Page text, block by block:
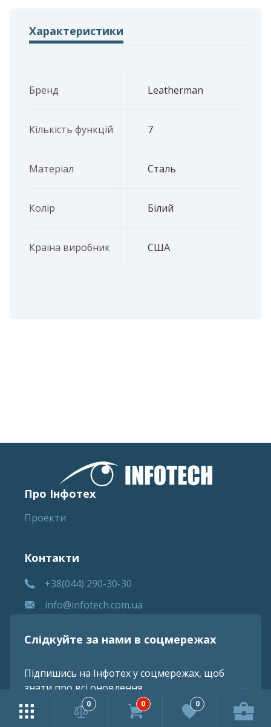
0 0 0
Характеристики
Бренд Leatherman
Кількість функцій 7
Матеріал Сталь
Колір Білий
Країна виробник США
Про Інфотех
Проекти
Контакти
+38(044) 290-30-30
info@infotech.com.ua
Слідкуйте за нами в соцмережах
Підпишись на Інфотех у соцмережах, щоб
знати про всі оновлення